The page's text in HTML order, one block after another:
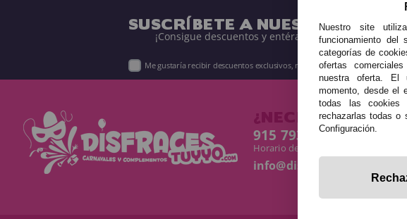
SUSCRÍBETE A NUESTRA
¡Consigue descuentos y entérate de todo antes que
Me gustaría recibir descuentos exclusivos, novedades y tendencias por
¿NECESITAS
915 793 695
Horario de Lunes a Sábados de 10 a
info@disfracestuyyo.com
Nuestro site
funcionamiento del
categorías de
ofertas
nuestra oferta. El
momento, desde el
todas las cookies
rechazarlas todas o
Configuración.